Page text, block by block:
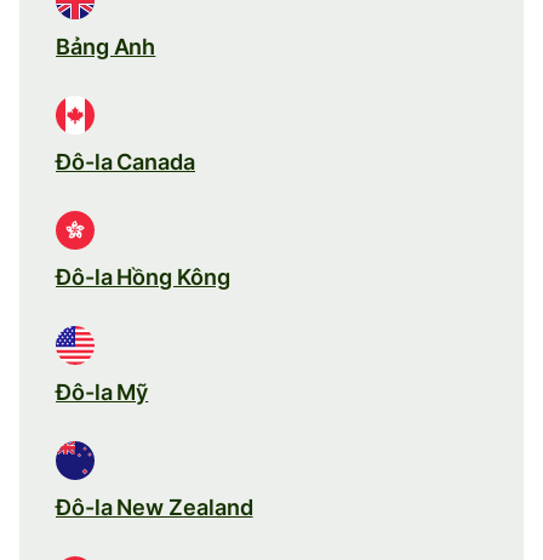
Bảng Anh
Đô-la Canada
Đô-la Hồng Kông
Đô-la Mỹ
Đô-la New Zealand